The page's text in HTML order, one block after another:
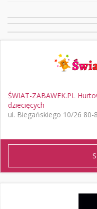
ŚWIAT-ZABAWEK.PL
dziecięcych
ul. Biegańskiego 10/26 80-